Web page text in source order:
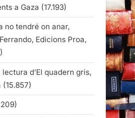
a Gaza (17.193)
no tendré on anar,
Edicions Proa,
d’El quadern gris,
(15.857)